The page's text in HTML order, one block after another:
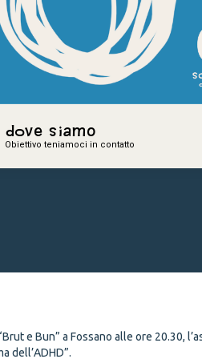
Dove siamo
Obiettivo teniamoci in contatto
e Bun” a Fossano alle ore 20.30,
dell’ADHD”.
Dove siamo
Obiettivo teniamoci in contatto